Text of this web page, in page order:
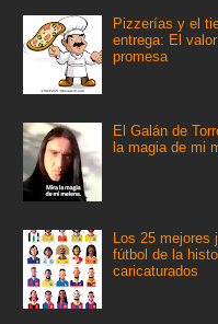
Pizzerías y el
entrega: El
promesa
El Galán de
la magia de mi
Los 25 mejores
fútbol de la
caricaturados